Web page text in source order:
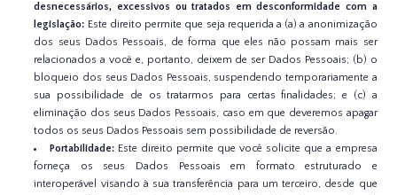
desnecessários, excessivos ou tratados em desconformidade com a
legislação: Este direito permite que seja requerida a (a) a anonimização
dos seus Dados Pessoais, de forma que eles não possam mais ser
relacionados a você e, portanto, deixem de ser Dados Pessoais; (b) o
bloqueio dos seus Dados Pessoais, suspendendo temporariamente a
sua possibilidade de os tratarmos para certas finalidades; e (c) a
eliminação dos seus Dados Pessoais, caso em que deveremos apagar
todos os seus Dados Pessoais sem possibilidade de reversão.
Portabilidade:Este direito permite que você solicite que a empresa
forneça os seus Dados Pessoais em formato estruturado e
interoperável visando à sua transferência para um terceiro, desde que